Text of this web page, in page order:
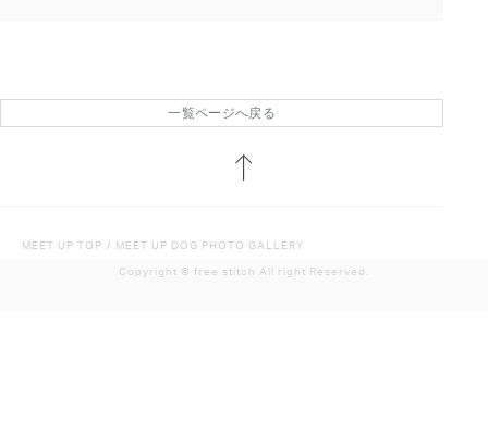
一覧ページへ戻る
MEET UP TOP / MEET UP DOG PHOTO GALLERY
Copyright ©︎ free stitch All right Reserved.